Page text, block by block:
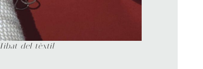
Tibat del tèxtil